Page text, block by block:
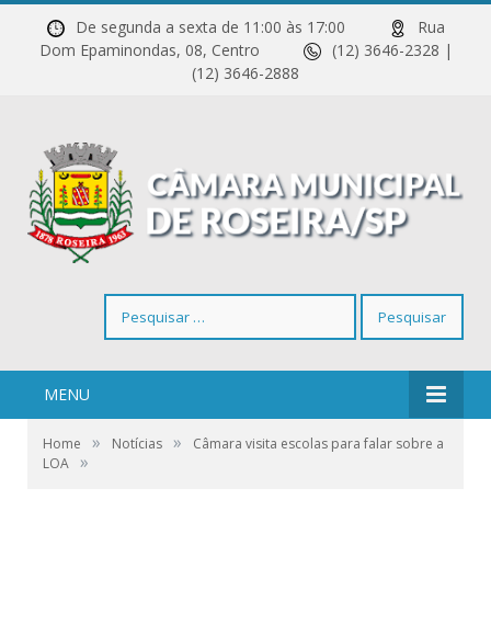
De segunda a sexta de 11:00 às 17:00
Rua
Dom Epaminondas, 08, Centro
(12) 3646-2328 |
(12) 3646-2888
por:
MENU
Home » Notícias »
Câmara visita escolas para falar sobre a
LOA »